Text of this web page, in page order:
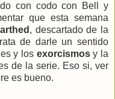
con codo con Bell y
que esta semana
, descartado de la
de darle un sentido
y los exorcismosy la
de la serie. Eso si, ver
es bueno.